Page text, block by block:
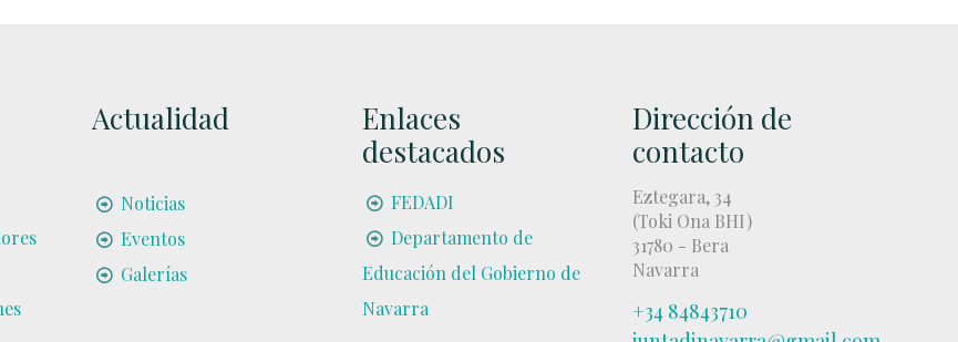
Actualidad
Noticias
Eventos
Galerías
Enlaces
destacados
FEDADI
Departamento de
Educación del Gobierno de
Navarra
Dirección de
contacto
Eztegara, 34
(Toki Ona BHI)
31780 - Bera
Navarra
+34 84843710